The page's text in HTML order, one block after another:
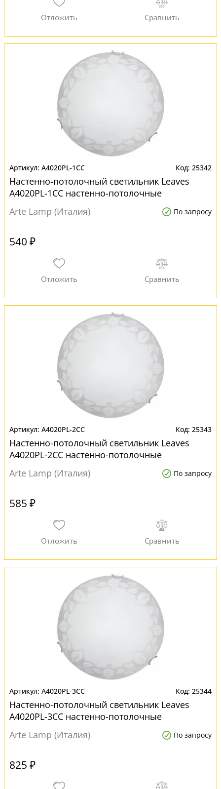
A4020PL-1CC 25342
Настенно-потолочный светильник Leaves
A4020PL-1CC настенно-потолочные
Arte Lamp (Италия)
По запросу
540 ₽
A4020PL-2CC 25343
Настенно-потолочный светильник Leaves
A4020PL-2CC настенно-потолочные
Arte Lamp (Италия)
По запросу
585 ₽
A4020PL-3CC 25344
Настенно-потолочный светильник Leaves
A4020PL-3CC настенно-потолочные
Arte Lamp (Италия)
По запросу
825 ₽